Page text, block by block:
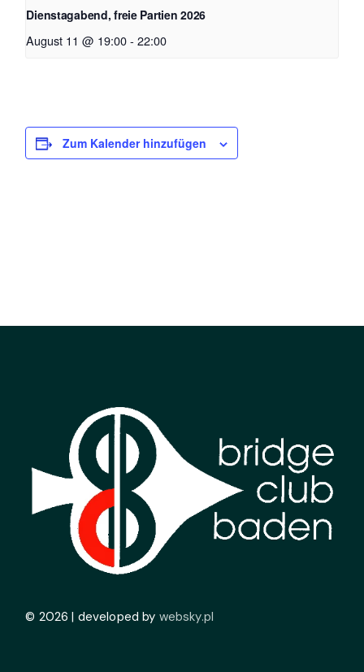
Dienstagabend, freie Partien 2026
August 11 @ 19:00 - 22:00
Zum Kalender hinzufügen
© 2026 | developed by websky.pl